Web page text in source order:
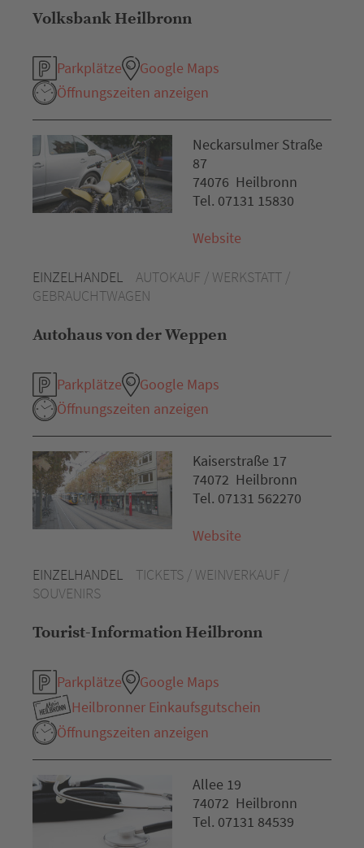
Volksbank Heilbronn
Parkplätze
Google Maps
Öffnungszeiten anzeigen
EINZELHANDEL
AUTOKAUF / WERKSTATT /
GEBRAUCHTWAGEN
Autohaus von der Weppen
Parkplätze
Google Maps
Öffnungszeiten anzeigen
Neckarsulmer Straße
87
74076 Heilbronn
Tel. 07131 15830
Website
EINZELHANDEL
TICKETS / WEINVERKAUF /
SOUVENIRS
Tourist-Information Heilbronn
Parkplätze
Google Maps
Heilbronner Einkaufsgutschein
Öffnungszeiten anzeigen
Kaiserstraße 17
74072 Heilbronn
Tel. 07131 562270
Website
Allee 19
74072 Heilbronn
Tel. 07131 84539